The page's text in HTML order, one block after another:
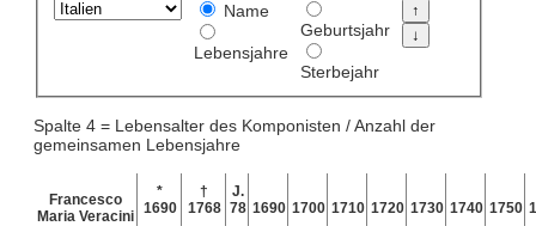
Name
Lebensjahre
Geburtsjahr
Sterbejahr
Spalte 4 = Lebensalter des Komponisten / Anzahl der
gemeinsamen Lebensjahre
Francesco
Maria Veracini
*
1690
†
1768
J.
78 1690 1700 1710 1720 1730 1740 1750